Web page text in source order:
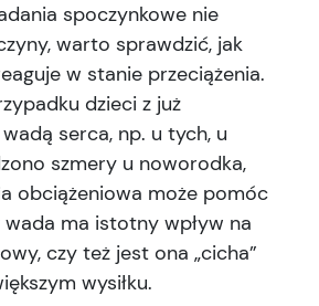
spoczynkowe nie
warto sprawdzić, jak
w stanie przeciążenia.
dzieci z już
serca, np. u tych, u
szmery u noworodka,
obciążeniowa może pomóc
ma istotny wpływ na
czy też jest ona „cicha”
wysiłku.